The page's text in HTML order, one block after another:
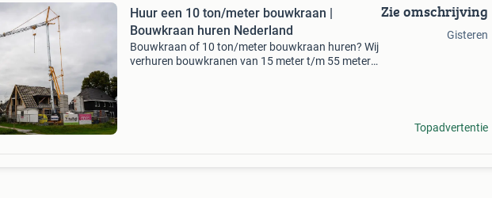
Huur een 10 ton/meter bouwkraan |
Bouwkraan huren Nederland
Bouwkraan of 10 ton/meter bouwkraan huren? Wij
verhuren bouwkranen van 15 meter t/m 55 meter
Zie omschrijving
Gisteren
Topadvertentie